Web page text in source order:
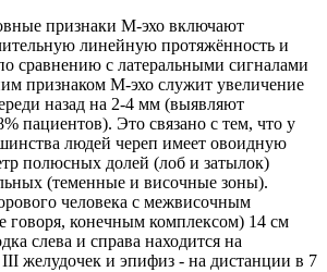
признаки М-эхо включают
линейную протяжённость и
сравнению с латеральными сигналами
признаком М-эхо служит увеличение
назад на 2-4 мм (выявляют
пациентов). Это связано с тем, что у
людей череп имеет овоидную
полюсных долей (лоб и затылок)
(теменные и височные зоны).
человека с межвисочным
говоря, конечным комплексом) 14 см
слева и справа находится на
III желудочек и эпифиз - на дистанции в 7